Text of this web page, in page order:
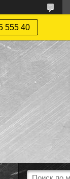
555 40